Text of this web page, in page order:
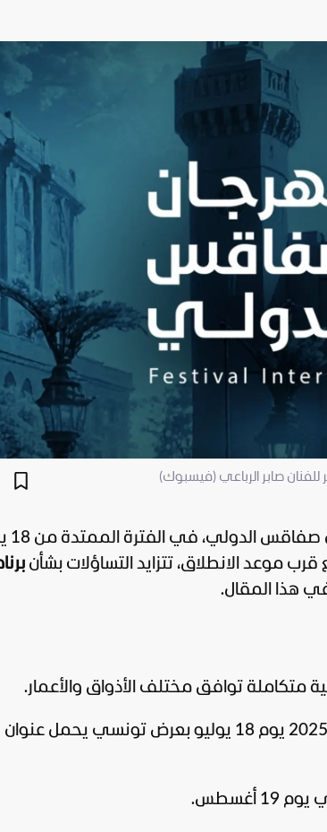
تستعد
هذا المقال.
توافق مختلف الأذواق والأعمار.
أغسطس.